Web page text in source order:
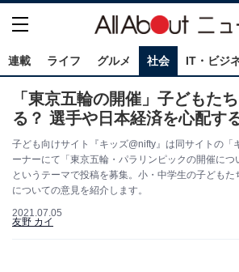
連載 ライフ グルメ 社会 IT・ビジ
「東京五輪の開催」子どもた
る？ 選手や日本経済を心配す
子ども向けサイト『キッズ@nifty』は同サイトの「
ーナーにて「東京五輪・パラリンピックの開催につ
というテーマで投稿を募集。小・中学生の子ども
についての意見を紹介します。
2021.07.05
友野 カイ